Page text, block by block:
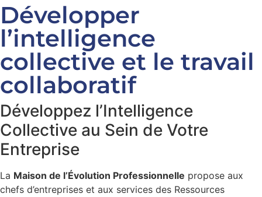
Développer
l’intelligence
collective et le travail
collaboratif
Développez l’Intelligence
Collective au Sein de Votre
Entreprise
La Maison de l’Évolution Professionnelle propose aux
chefs d’entreprises et aux services des Ressources